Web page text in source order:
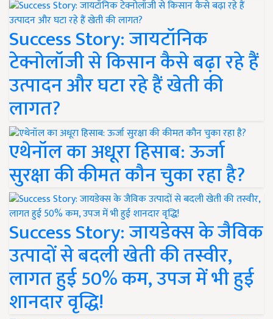
Success Story: जायटॉनिक
टेक्नोलॉजी से किसान कैसे बढ़ा रहे हैं
उत्पादन और घटा रहे हैं खेती की
लागत?
एथेनॉल का अधूरा हिसाब: ऊर्जा
सुरक्षा की कीमत कौन चुका रहा है?
Success Story: जायडेक्स के जैविक
उत्पादों से बदली खेती की तस्वीर,
लागत हुई 50% कम, उपज में भी हुई
शानदार वृद्धि!